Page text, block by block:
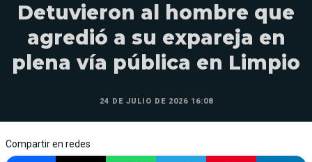
Detuvieron al hombre que
agredió a su expareja en
plena vía pública en Limpio
24 DE JULIO DE 2026 16:08
Compartir en redes